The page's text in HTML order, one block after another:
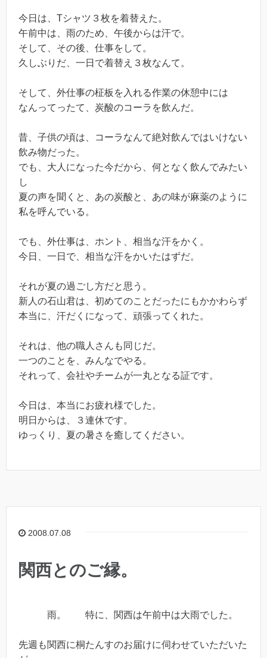
今日は、Tシャツ３枚を着替えた。
午前中は、雨のため、午後からは汗で。
そして、その後、仕事をして。
久しぶりだ、一日で着替え３枚なんて。
そして、外仕事の柾板を入れる作業の休憩中には
なんってったて、炭酸のコーラを飲んだ。
昔、子供の頃は、コーラなんて絶対飲んではいけない
飲み物だった。
でも、大人になった今だから、何となく飲んでみたい
し
夏の声を聞くと、あの炭酸と、あの味が麻薬のように
私を呼んでいる。
でも、外仕事は、ホント、相当な汗をかく。
今日、一日で、相当な汗をかいたはずだ。
それが夏の過ごし方だと思う。
新人の石山君は、初めてのことだったにもかかわらず
本当に、汗だくになって、頑張ってくれた。
それは、他の職人さんも同じだ。
一つのことを、みんなでやる。
それって、会社やチームが一丸となる証です。
今日は、本当にお疲れ様でした。
明日からは、３連休です。
ゆっくり、夏の暑さを癒してください。
2008.07.08
関西とのご縁。
雨。 特に、関西は午前中は大雨でした。
先週も関西に桐たんすのお届けに伺わせていただいた